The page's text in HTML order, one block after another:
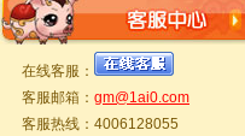
在线客服：
客服邮箱： gm@1ai0.com
客服热线：4006128055